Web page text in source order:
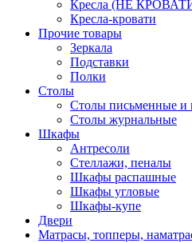
Кресла (НЕ
Кресла-кровати
Прочие товары
Зеркала
Подставки
Полки
Столы
Столы письменные и
Столы журнальные
Шкафы
Антресоли
Стеллажи, пеналы
Шкафы распашные
Шкафы угловые
Шкафы-купе
Двери
Матрасы, топперы,